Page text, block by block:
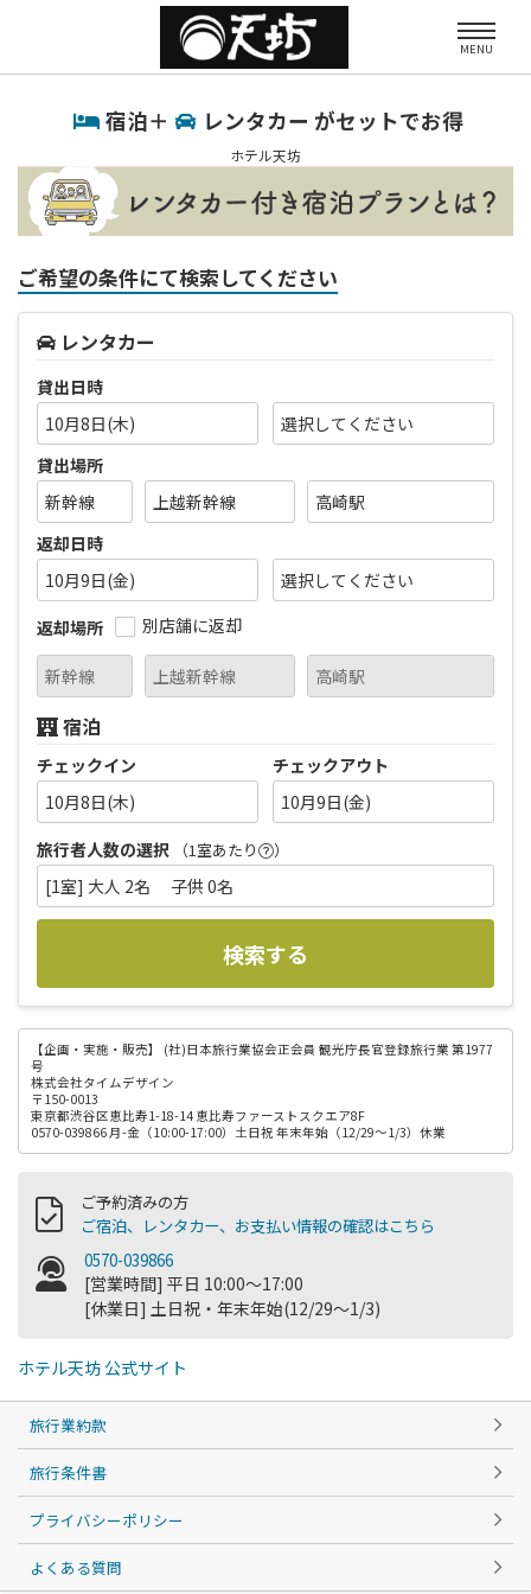
MENU
宿泊＋ レンタカー がセットでお得
ホテル天坊
ご希望の条件にて検索してください
レンタカー
貸出日時
10月8日(木)
貸出場所
返却日時
10月9日(金)
返却場所
別店舗に返却
宿泊
チェックイン
10月8日(木)
チェックアウト
10月9日(金)
旅行者人数の選択
（1室あたり ）
[1室] 大人 2名 子供 0名
検索する
【企画・実施・販売】
(社)日本旅行業協会正会員 観光庁長官登録旅行業 第1977
号
株式会社タイムデザイン
〒150-0013
東京都渋谷区恵比寿1-18-14 恵比寿ファーストスクエア8F
0570-039866 月-金（10:00-17:00）土日祝 年末年始（12/29～1/3）休業
ご予約済みの方
ご宿泊、レンタカー、お支払い情報の確認はこちら
0570-039866
[営業時間] 平日 10:00～17:00
[休業日] 土日祝・年末年始(12/29～1/3)
ホテル天坊 公式サイト
旅行業約款
旅行条件書
プライバシーポリシー
よくある質問